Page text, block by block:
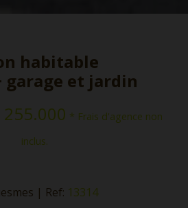
habitable
garage et jardin
* Frais d'agence non
inclus.
| Ref: 13314